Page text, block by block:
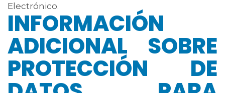
Electrónico.
INFORMACIÓN
ADICIONAL SOBRE
PROTECCIÓN DE